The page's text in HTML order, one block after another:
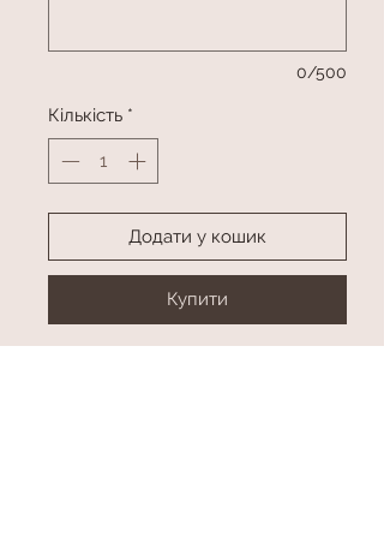
0/500
Кількість *
Додати у кошик
Купити